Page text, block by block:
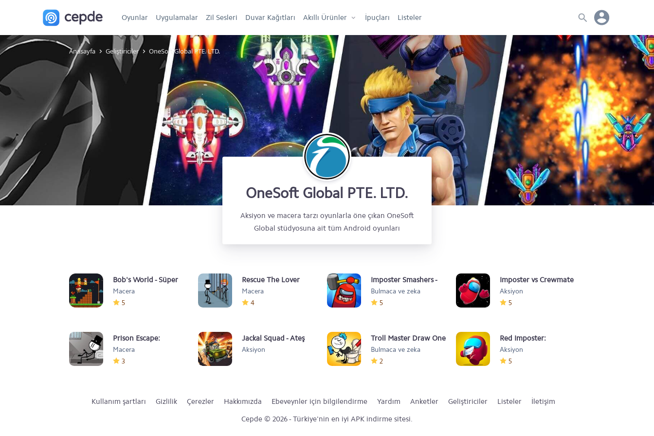
Oyunlar Uygulamalar Zil Sesleri Duvar Kağıtları Akıllı Ürünler İpuçları Listeler
Anasayfa Geliştiriciler OneSoft Global PTE. LTD.
OneSoft Global PTE. LTD.
Aksiyon ve macera tarzı oyunlarla öne çıkan OneSoft
Global stüdyosuna ait tüm Android oyunları
Bob's World - Süper
Macera
Macera
5
Rescue The Lover
Macera
4
Imposter Smashers -
Fun io games
Bulmaca ve zeka
5
Imposter vs Crewmate
Aksiyon
5
Prison Escape:
Stickman Story
Macera
3
Jackal Squad - Ateş
Etme Oyunu
Aksiyon
Troll Master Draw One
Part - Brain Test
Bulmaca ve zeka
2
Red Imposter:
Nightmare Christmas
Aksiyon
5
Kullanım şartları Gizlilik Çerezler Hakkımızda Ebeveynler için bilgilendirme Yardım Anketler Geliştiriciler Listeler
İletişim
Cepde © 2026 - Türkiye'nin en iyi APK indirme sitesi.